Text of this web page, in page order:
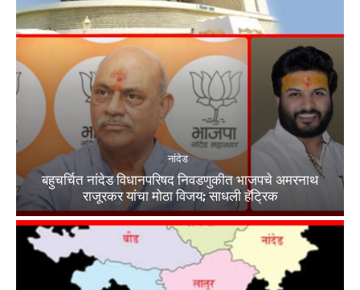
नांदेड
बहुचर्चित नांदेड विधानपरिषद निवडणुकीत भाजपचे अमरनाथ
राजूरकर यांचा मोठा विजय; साधली हॅट्रिक